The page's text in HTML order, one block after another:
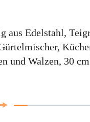
aus Edelstahl,
und Walzen, 30